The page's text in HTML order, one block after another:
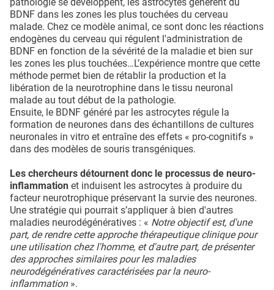
BDNF dans les zones les plus touchées du cerveau
malade. Chez ce modèle animal, ce sont donc les réactions
endogènes du cerveau qui régulent l'administration de
BDNF en fonction de la sévérité de la maladie et bien sur
les zones les plus touchées…L’expérience montre que cette
méthode permet bien de rétablir la production et la
libération de la neurotrophine dans le tissu neuronal
malade au tout début de la pathologie.
Ensuite, le BDNF généré par les astrocytes régule la
formation de neurones dans des échantillons de cultures
neuronales in vitro et entraîne des effets « pro-cognitifs »
dans des modèles de souris transgéniques.
Les chercheurs détournent donc le processus de neuro-
inflammation et induisent les astrocytes à produire du
facteur neurotrophique préservant la survie des neurones.
Une stratégie qui pourrait s’appliquer à bien d'autres
maladies neurodégénératives : « Notre objectif est, d'une
part, de rendre cette approche thérapeutique clinique pour
une utilisation chez l'homme, et d'autre part, de présenter
des approches similaires pour les maladies
neurodégénératives caractérisées par la neuro-
inflammation ».